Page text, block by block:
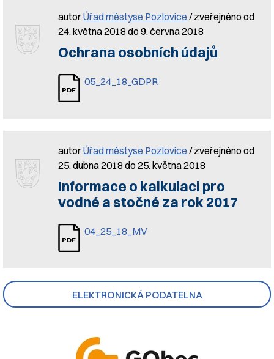
ELEKTRONICKÁ PODATELNA
autorÚřad městyse Pozlovice / zveřejněno od
24. května 2018 do 9. června 2018
Ochrana osobních údajů
05_24_18_GDPR
autorÚřad městyse Pozlovice / zveřejněno od
25. dubna 2018 do 25. května 2018
Informace o kalkulaci pro
vodné a stočné za rok 2017
04_25_18_MV